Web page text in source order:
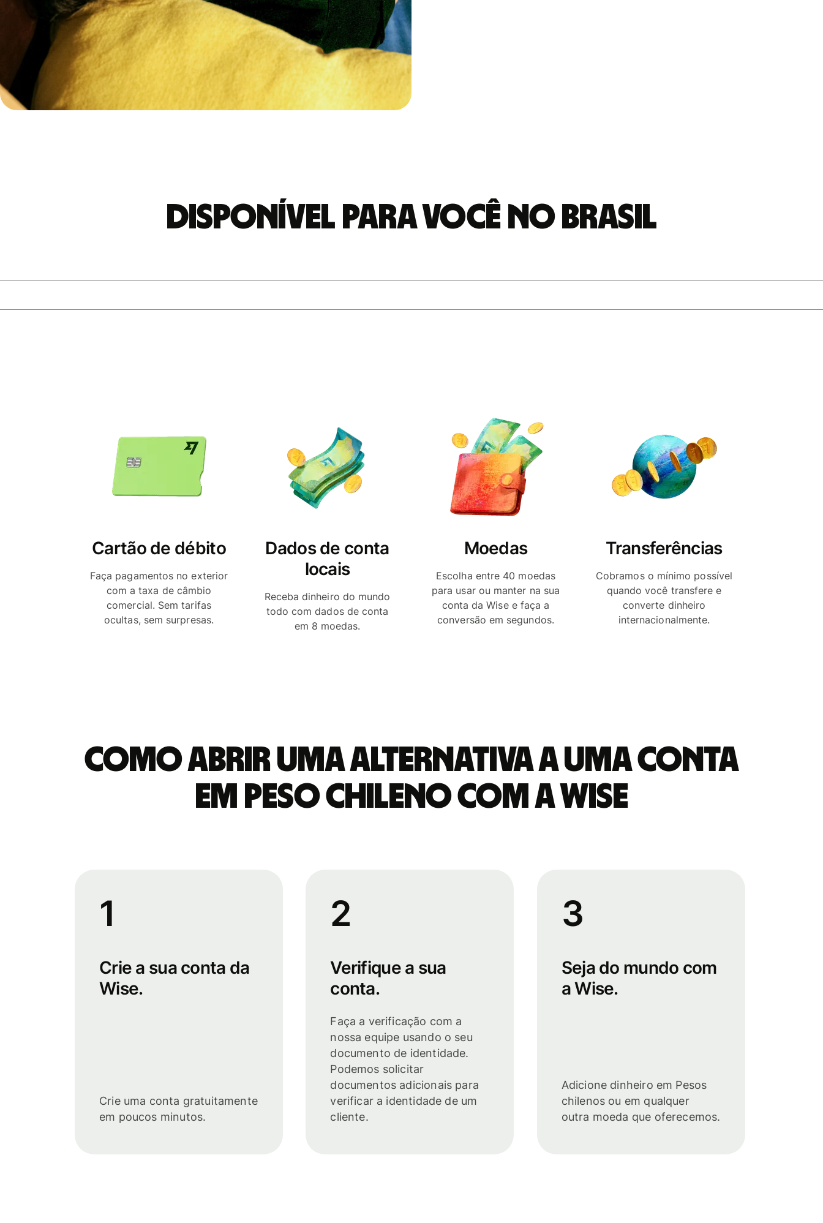
Disponível para você no Brasil
Cartão de débito
Faça pagamentos no exterior
com a taxa de câmbio
comercial. Sem tarifas
ocultas, sem surpresas.
Dados de conta
locais
Receba dinheiro do mundo
todo com dados de conta
em 8 moedas.
Moedas
Escolha entre 40 moedas
para usar ou manter na sua
conta da Wise e faça a
conversão em segundos.
Transferências
Cobramos o mínimo possível
quando você transfere e
converte dinheiro
internacionalmente.
Como abrir uma alternativa a uma conta
em Peso chileno com a Wise
1
Crie a sua conta da
Wise.
Crie uma conta gratuitamente
em poucos minutos.
2
Verifique a sua
conta.
Faça a verificação com a
nossa equipe usando o seu
documento de identidade.
Podemos solicitar
documentos adicionais para
verificar a identidade de um
cliente.
3
Seja do mundo com
a Wise.
Adicione dinheiro em Pesos
chilenos ou em qualquer
outra moeda que oferecemos.